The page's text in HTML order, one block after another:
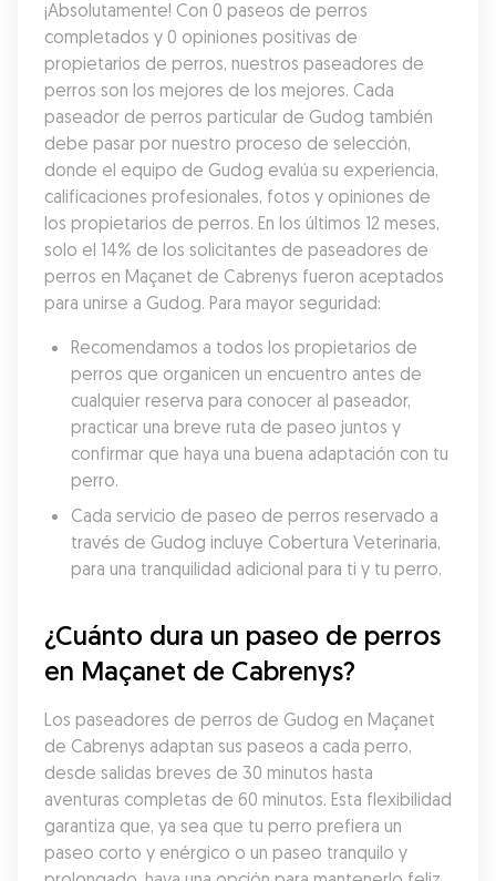
¡Absolutamente! Con 0 paseos de perros
completados y 0 opiniones positivas de
propietarios de perros, nuestros paseadores de
perros son los mejores de los mejores. Cada
paseador de perros particular de Gudog también
debe pasar por nuestro proceso de selección,
donde el equipo de Gudog evalúa su experiencia,
calificaciones profesionales, fotos y opiniones de
los propietarios de perros. En los últimos 12 meses,
solo el 14% de los solicitantes de paseadores de
perros en Maçanet de Cabrenys fueron aceptados
para unirse a Gudog. Para mayor seguridad:
Recomendamos a todos los propietarios de
perros que organicen un encuentro antes de
cualquier reserva para conocer al paseador,
practicar una breve ruta de paseo juntos y
confirmar que haya una buena adaptación con tu
perro.
Cada servicio de paseo de perros reservado a
través de Gudog incluye Cobertura Veterinaria,
para una tranquilidad adicional para ti y tu perro.
¿Cuánto dura un paseo de perros
en Maçanet de Cabrenys?
Los paseadores de perros de Gudog en Maçanet
de Cabrenys adaptan sus paseos a cada perro,
desde salidas breves de 30 minutos hasta
aventuras completas de 60 minutos. Esta flexibilidad
garantiza que, ya sea que tu perro prefiera un
paseo corto y enérgico o un paseo tranquilo y